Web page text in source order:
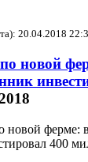
20.04.2018
новой